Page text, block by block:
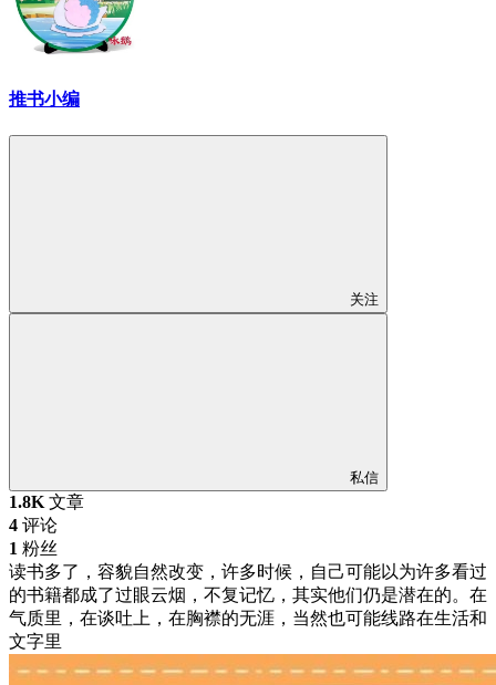
推书小编
关注
私信
1.8K 文章
4 评论
1 粉丝
读书多了，容貌自然改变，许多时候，自己可能以为许多看过
的书籍都成了过眼云烟，不复记忆，其实他们仍是潜在的。在
气质里，在谈吐上，在胸襟的无涯，当然也可能线路在生活和
文字里